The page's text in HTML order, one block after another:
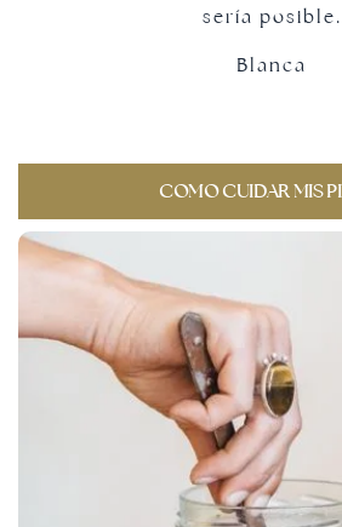
sería posible.
Blanca
COMO CUIDAR MIS